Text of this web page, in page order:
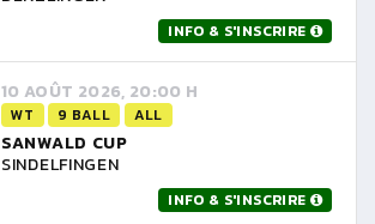
INFO & S'INSCRIRE
10 AOÛT 2026, 20:00 H
WT 9 BALL ALL
SANWALD CUP
SINDELFINGEN
INFO & S'INSCRIRE